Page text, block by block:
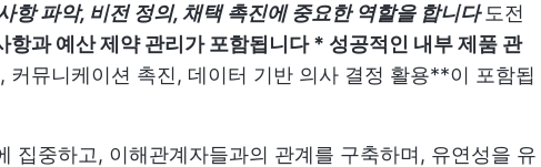
항 파악, 비전 정의, 채택 촉진에 중요한 역할을 합니다 도전
항과 예산 제약 관리가 포함됩니다 * 성공적인 내부 제품 관
커뮤니케이션 촉진, 데이터 기반 의사 결정 활용**이 포함됩
집중하고, 이해관계자들과의 관계를 구축하며, 유연성을 유